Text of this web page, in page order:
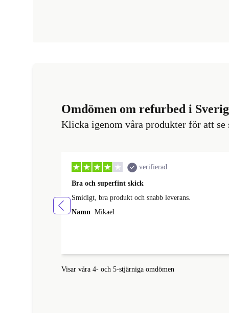
Omdömen om refurbed i
Klicka igenom våra produkter för att se
verifierad
Bra och superfint skick
Smidigt, bra produkt och snabb leverans.
Namn Mikael
Visar våra 4- och 5-stjärniga omdömen